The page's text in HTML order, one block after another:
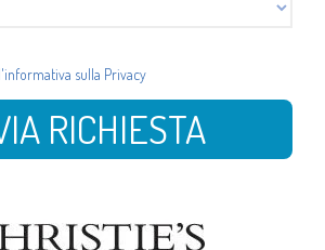
informativa sulla Privacy
RICHIESTA